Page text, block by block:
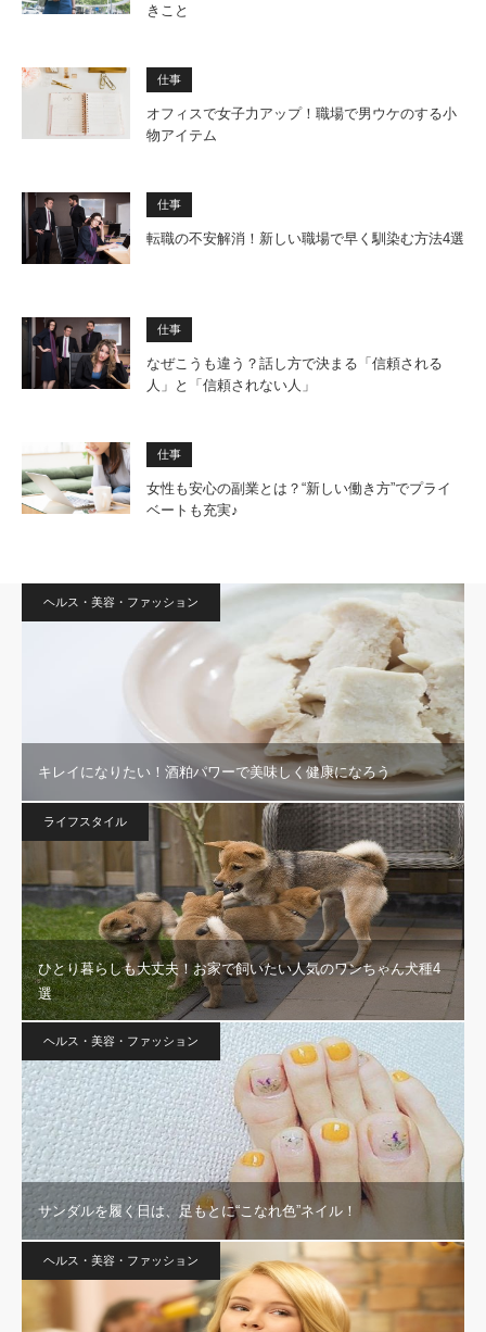
きこと
仕事
オフィスで女子力アップ！職場で男ウケのする小
物アイテム
仕事
転職の不安解消！新しい職場で早く馴染む方法4選
仕事
なぜこうも違う？話し方で決まる「信頼される
人」と「信頼されない人」
仕事
女性も安心の副業とは？“新しい働き方”でプライ
ベートも充実♪
ヘルス・美容・ファッション
キレイになりたい！酒粕パワーで美味しく健康になろう
ライフスタイル
ひとり暮らしも大丈夫！お家で飼いたい人気のワンちゃん犬種4
選
ヘルス・美容・ファッション
サンダルを履く日は、足もとに“こなれ色”ネイル！
ヘルス・美容・ファッション